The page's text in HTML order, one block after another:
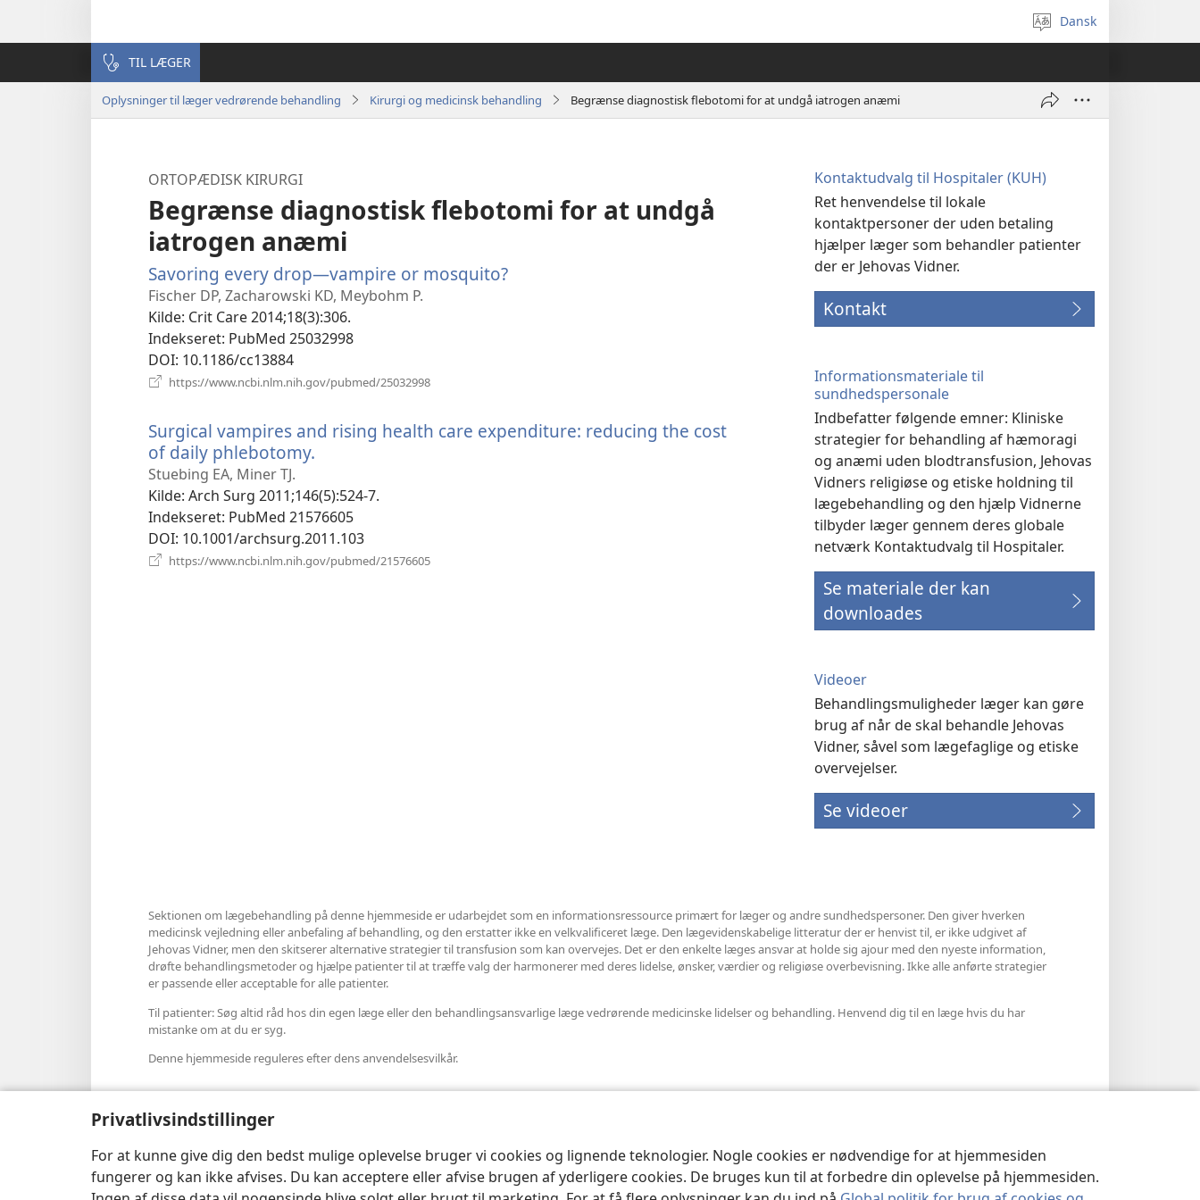
Privatlivsindstillinger
For at kunne give dig den bedst mulige oplevelse bruger vi cookies og lignende teknologier. Nogle cookies er nødvendige for at hjemmesiden
fungerer og kan ikke afvises. Du kan acceptere eller afvise brugen af yderligere cookies. De bruges kun til at forbedre din oplevelse på hjemmesiden.
Vælg
sprog
Dansk
TIL LÆGER
Oplysninger til læger vedrørende behandling Kirurgi og medicinsk behandling Begrænse diagnostisk flebotomi for at undgå iatrogen anæmi
ORTOPÆDISK KIRURGI
Begrænse diagnostisk flebotomi for at undgå
iatrogen anæmi
Savoring every drop—vampire or mosquito?
Fischer DP, Zacharowski KD, Meybohm P.
Kilde‎: Crit Care 2014;18(3):306.
Indekseret‎: PubMed 25032998
DOI‎: 10.1186/cc13884
https://www.ncbi.nlm.nih.gov/pubmed/25032998
Surgical vampires and rising health care expenditure: reducing the cost
of daily phlebotomy.
vindue)
Stuebing EA, Miner TJ.
Kilde‎: Arch Surg 2011;146(5):524-7.
Indekseret‎: PubMed 21576605
DOI‎: 10.1001/archsurg.2011.103
https://www.ncbi.nlm.nih.gov/pubmed/21576605
Kontaktudvalg til Hospitaler (KUH)
Ret henvendelse til lokale
kontaktpersoner der uden betaling
hjælper læger som behandler patienter
der er Jehovas Vidner.
Kontakt
Informationsmateriale til
sundhedspersonale
Indbefatter følgende emner: Kliniske
strategier for behandling af hæmoragi
og anæmi uden blodtransfusion, Jehovas
Vidners religiøse og etiske holdning til
lægebehandling og den hjælp Vidnerne
tilbyder læger gennem deres globale
netværk Kontaktudvalg til Hospitaler.
Se materiale der kan
downloades
Videoer
Behandlingsmuligheder læger kan gøre
brug af når de skal behandle Jehovas
Vidner, såvel som lægefaglige og etiske
overvejelser.
Se videoer
Sektionen om lægebehandling på denne hjemmeside er udarbejdet som en informationsressource primært for læger og andre sundhedspersoner. Den giver hverken
medicinsk vejledning eller anbefaling af behandling, og den erstatter ikke en velkvalificeret læge. Den lægevidenskabelige litteratur der er henvist til, er ikke udgivet af
Jehovas Vidner, men den skitserer alternative strategier til transfusion som kan overvejes. Det er den enkelte læges ansvar at holde sig ajour med den nyeste information,
drøfte behandlingsmetoder og hjælpe patienter til at træffe valg der harmonerer med deres lidelse, ønsker, værdier og religiøse overbevisning. Ikke alle anførte strategier
er passende eller acceptable for alle patienter.
Til patienter: Søg altid råd hos din egen læge eller den behandlingsansvarlige læge vedrørende medicinske lidelser og behandling. Henvend dig til en læge hvis du har
mistanke om at du er syg.
Denne hjemmeside reguleres efter dens anvendelsesvilkår.